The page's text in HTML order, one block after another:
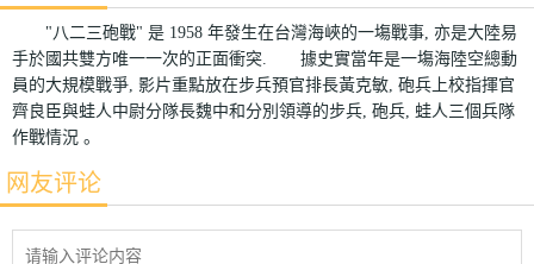
"八二三砲戰" 是 1958 年發生在台灣海峽的一塲戰事, 亦是大陸易
手於國共雙方唯一一次的正面衝突. 據史實當年是一塲海陸空總動
員的大規模戰爭, 影片重點放在步兵預官排長黃克敏, 砲兵上校指揮官
齊良臣與蛙人中尉分隊長魏中和分別領導的步兵, 砲兵, 蛙人三個兵隊
作戰情況 。
网友评论